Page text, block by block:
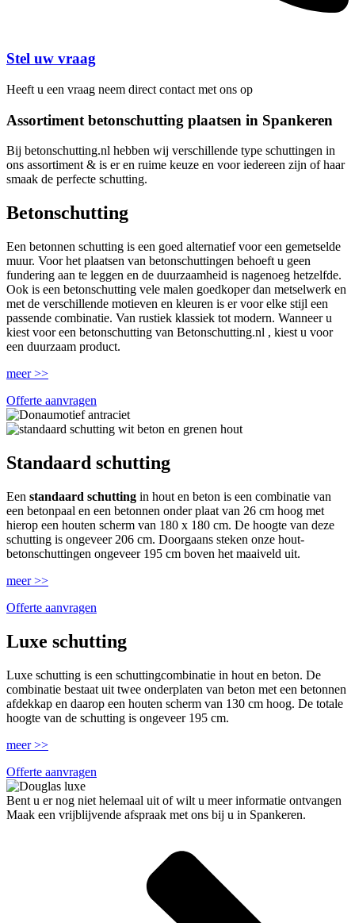
Stel uw vraag
Heeft u een vraag neem direct contact met ons op
Assortiment betonschutting plaatsen in Spankeren
Bij betonschutting.nl hebben wij verschillende type schuttingen in
ons assortiment & is er en ruime keuze en voor iedereen zijn of haar
smaak de perfecte schutting.
Betonschutting
Een betonnen schutting is een goed alternatief voor een gemetselde
muur. Voor het plaatsen van betonschuttingen behoeft u geen
fundering aan te leggen en de duurzaamheid is nagenoeg hetzelfde.
Ook is een betonschutting vele malen goedkoper dan metselwerk en
met de verschillende motieven en kleuren is er voor elke stijl een
passende combinatie. Van rustiek klassiek tot modern. Wanneer u
kiest voor een betonschutting van Betonschutting.nl , kiest u voor
een duurzaam product.
meer >>
Offerte aanvragen
Standaard schutting
Een standaard schutting in hout en beton is een combinatie van
een betonpaal en een betonnen onder plaat van 26 cm hoog met
hierop een houten scherm van 180 x 180 cm. De hoogte van deze
schutting is ongeveer 206 cm. Doorgaans steken onze hout-
betonschuttingen ongeveer 195 cm boven het maaiveld uit.
meer >>
Offerte aanvragen
Luxe schutting
Luxe schutting is een schuttingcombinatie in hout en beton. De
combinatie bestaat uit twee onderplaten van beton met een betonnen
afdekkap en daarop een houten scherm van 130 cm hoog. De totale
hoogte van de schutting is ongeveer 195 cm.
meer >>
Offerte aanvragen
Bent u er nog niet helemaal uit of wilt u meer informatie ontvangen
Maak een vrijblijvende afspraak met ons bij u in Spankeren.